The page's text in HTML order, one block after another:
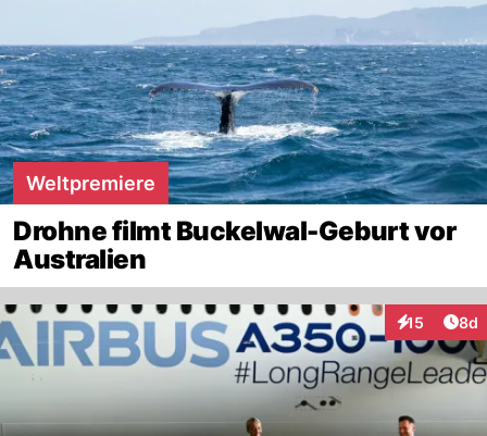
Weltpremiere
Drohne filmt Buckelwal-Geburt vor
Australien
15
Interaktionen
8d